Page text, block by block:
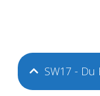
SW17 -